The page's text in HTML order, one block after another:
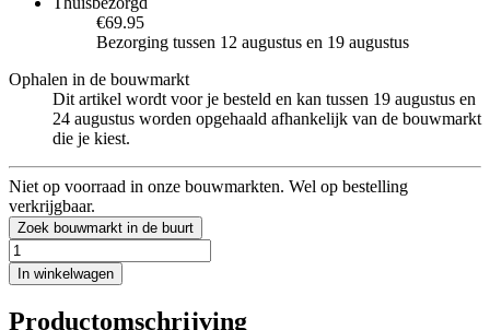
€69.95
Bezorging tussen 12 augustus en 19 augustus
Ophalen in de bouwmarkt
Dit artikel wordt voor je besteld en kan tussen 19 augustus en
24 augustus worden opgehaald afhankelijk van de bouwmarkt
die je kiest.
Niet op voorraad in onze bouwmarkten. Wel op bestelling
verkrijgbaar.
Zoek bouwmarkt in de buurt
In winkelwagen
Productomschrijving